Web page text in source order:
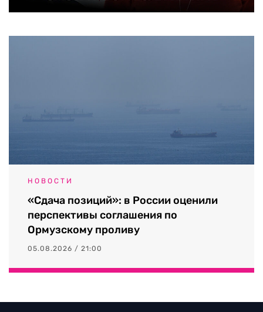
НОВОСТИ
«Сдача позиций»: в России оценили
перспективы соглашения по
Ормузскому проливу
05.08.2026 / 21:00